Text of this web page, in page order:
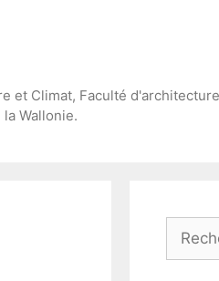
et Climat, Faculté
Wallonie.